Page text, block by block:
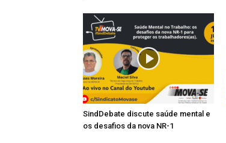
SindDebate discute saúde mental e
os desafios da nova NR-1